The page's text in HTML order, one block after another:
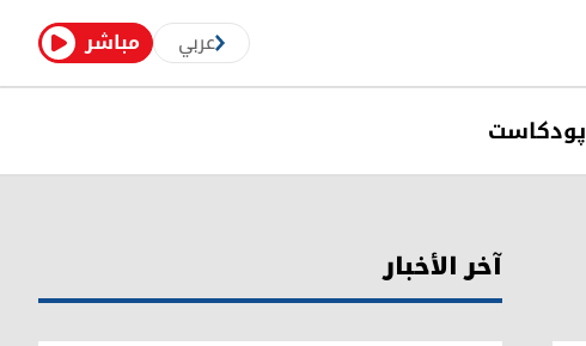
مباشر عربي
پودکاست
آخر الأخبار